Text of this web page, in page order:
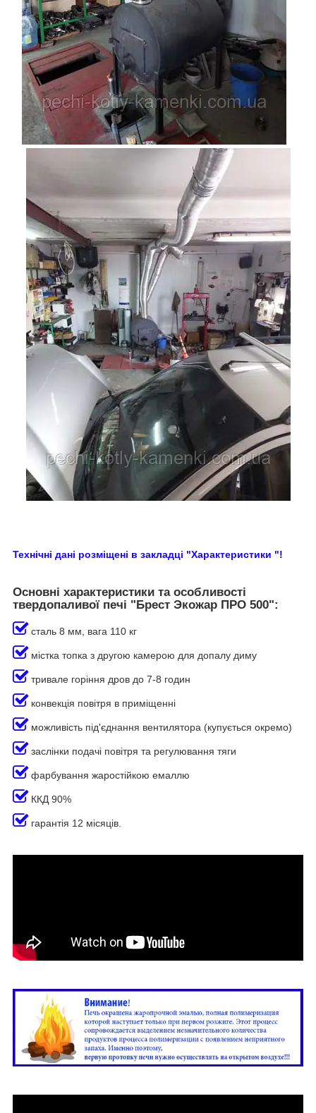
Технічні дані розміщені в закладці "Характеристики "!
Основні характеристики та особливості
твердопаливої печі "Брест Экожар ПРО 500":
сталь 8 мм, вага 110 кг
містка топка з другою камерою для допалу диму
тривале горіння дров до 7-8 годин
конвекція повітря в приміщенні
можливість під'єднання вентилятора (купується окремо)
заслінки подачі повітря та регулювання тяги
фарбування жаростійкою емаллю
ККД 90%
гарантія 12 місяців.